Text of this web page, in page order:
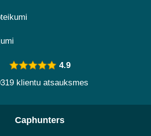
4.9
klientu atsauksmes
Caphunters